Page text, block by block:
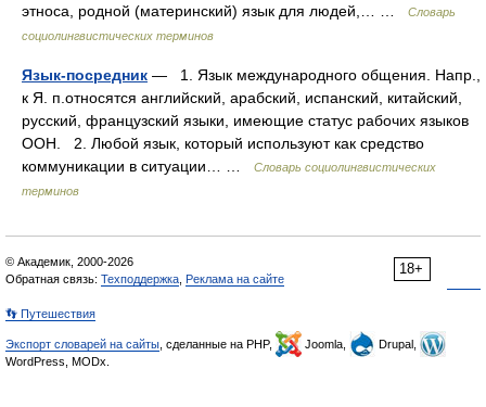
этноса, родной (материнский) язык для людей,… …
Словарь
социолингвистических терминов
Язык-посредник — 1. Язык международного общения. Напр.,
к Я. п.относятся английский, арабский, испанский, китайский,
русский, французский языки, имеющие статус рабочих языков
ООН. 2. Любой язык, который используют как средство
коммуникации в ситуации… …
Словарь социолингвистических
терминов
18+
© Академик, 2000-2026
Обратная связь: Техподдержка Реклама на сайте
👣 Путешествия
Экспорт словарей на сайты , сделанные на PHP, Joomla,
Drupal,
WordPress, MODx.